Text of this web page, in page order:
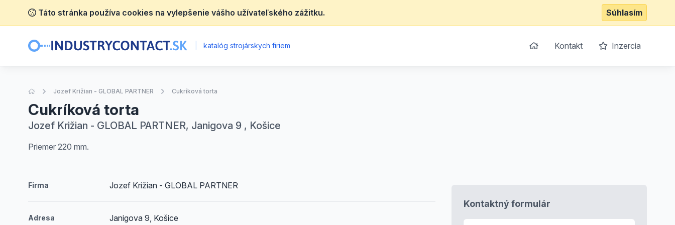
Táto stránka používa cookies na vylepšenie vášho užívateľského zážitku. Súhlasím
katalóg strojárskych firiem Kontakt Inzercia
Úvodná stránka
Jozef Križian - GLOBAL PARTNER Cukríková torta
Cukríková torta
Jozef Križian - GLOBAL PARTNER, Janigova 9 , Košice
Priemer 220 mm.
Firma Jozef Križian - GLOBAL PARTNER
Adresa Janigova 9, Košice
Kontaktný formulár